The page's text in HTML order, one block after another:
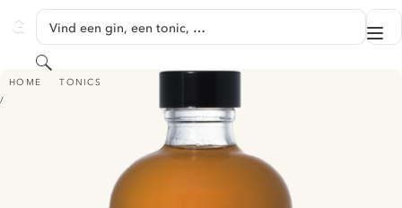
GINVENTORY
Vind een gin, een tonic, …
Zoeken
HOME TONICS
LONG TABLE'S ORIGINAL TONIC SYRUP